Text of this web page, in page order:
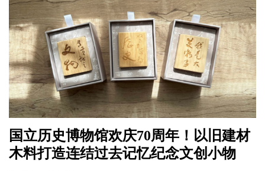
国立历史博物馆欢庆70周年！以旧建材
木料打造连结过去记忆纪念文创小物